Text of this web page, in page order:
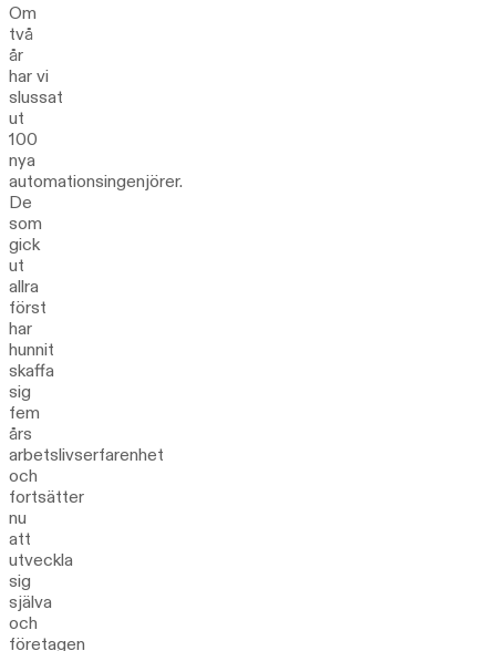
Om
två
år
har vi
slussat
ut
100
nya
automationsingenjörer.
De
som
gick
ut
allra
först
har
hunnit
skaffa
sig
fem
års
arbetslivserfarenhet
och
fortsätter
nu
att
utveckla
sig
själva
och
företagen